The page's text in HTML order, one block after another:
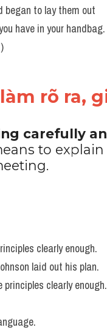
began to lay them out
have in your
rõ ra,
carefully
to
clearly enough.
laid out his plan.
clearly